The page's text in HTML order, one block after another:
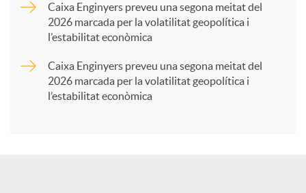
Caixa Enginyers preveu una segona meitat del
2026 marcada per la volatilitat geopolítica i
l’estabilitat econòmica
Caixa Enginyers preveu una segona meitat del
2026 marcada per la volatilitat geopolítica i
l’estabilitat econòmica